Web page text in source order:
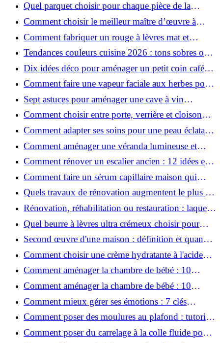
Quel parquet choisir pour chaque pièce de la
maison ?
Comment choisir le meilleur maître d’œuvre à
Grenoble en 2026 ?
Comment fabriquer un rouge à lèvres mat et
hydratant fait maison ?
Tendances couleurs cuisine 2026 : tons sobres ou
colorés, que choisir ?
Dix idées déco pour aménager un petit coin café
chez soi
Comment faire une vapeur faciale aux herbes pour
une peau plus saine et rajeunie ?
Sept astuces pour aménager une cave à vin
naturelle chez soi
Comment choisir entre porte, verrière et cloison
coulissante pour séparer vos pièces ?
Comment adapter ses soins pour une peau éclatante
en hiver ?
Comment aménager une véranda lumineuse et
conviviale : 12 idées déco
Comment rénover un escalier ancien : 12 idées et
astuces faciles pas à pas
Comment faire un sérum capillaire maison qui
stimule réellement la pousse des cheveux ?
Quels travaux de rénovation augmentent le plus la
valeur d'une maison pour la revente ?
Rénovation, réhabilitation ou restauration : laquelle
convient le mieux à mon logement ?
Quel beurre à lèvres ultra crémeux choisir pour
lèvres sèches et gercées?
Second œuvre d'une maison : définition et quand
le réaliser
Comment choisir une crème hydratante à l'acide
hyaluronique et niacinamide ?
Comment aménager la chambre de bébé : 10
conseils sécurité, déco et rangement
Comment aménager la chambre de bébé : 10
conseils sécurité, déco et rangement
Comment mieux gérer ses émotions : 7 clés
pratiques
Comment poser des moulures au plafond : tutoriel
vidéo pas à pas ?
Comment poser du carrelage à la colle fluide pour